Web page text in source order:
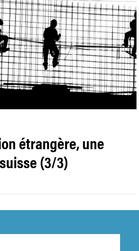
étrangère, une
(3/3)